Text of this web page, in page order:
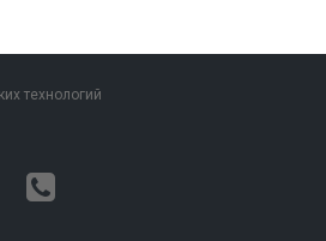
технологий